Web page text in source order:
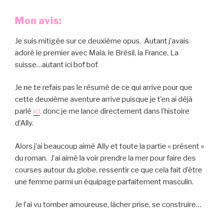
Mon avis:
Je suis mitigée sur ce deuxième opus. Autant j’avais
adoré le premier avec Maia, le Brésil, la France, La
suisse…autant ici bof bof.
Je ne te refais pas le résumé de ce qui arrive pour que
cette deuxième aventure arrive puisque je t’en ai déjà
parlé ici, donc je me lance directement dans l’histoire
d’Ally.
Alors j’ai beaucoup aimé Ally et toute la partie « présent »
du roman. J’ai aimé la voir prendre la mer pour faire des
courses autour du globe, ressentir ce que cela fait d’être
une femme parmi un équipage parfaitement masculin.
Je l’ai vu tomber amoureuse, lâcher prise, se construire…